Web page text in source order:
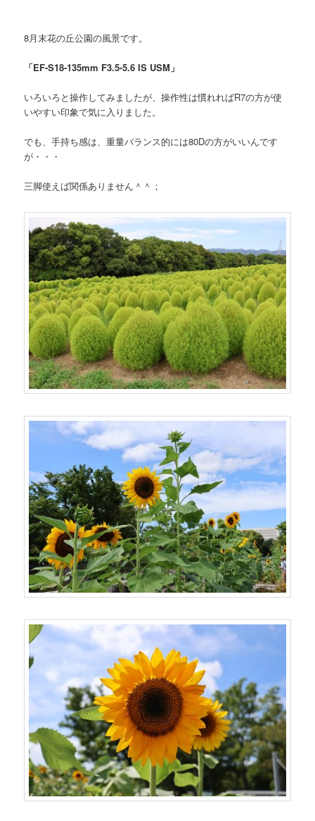
8月末花の丘公園の風景です。
「EF-S18-135mm F3.5-5.6 IS USM」
いろいろと操作してみましたが、操作性は慣れればR7の方が使
いやすい印象で気に入りました。
でも、手持ち感は、重量バランス的には80Dの方がいいんです
が・・・
三脚使えば関係ありません＾＾；